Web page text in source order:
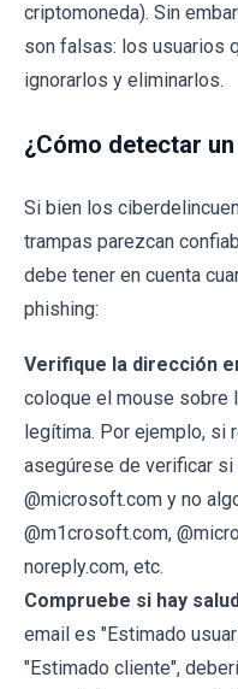
criptomoneda). Sin
son falsas: los usuarios
ignorarlos y eliminarlos.
¿Cómo detectar
Si bien los
trampas parezcan
debe tener en cuenta
phishing:
Verifique la dirección
coloque el mouse sobre
legítima. Por ejemplo, si
asegúrese de verificar
@microsoft.com y no
@m1crosoft.com,
noreply.com, etc.
Compruebe si hay
email es "Estimado
"Estimado cliente",